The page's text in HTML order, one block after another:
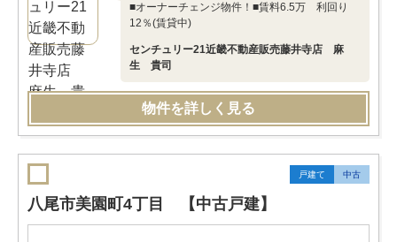
■オーナーチェンジ物件！■賃料6.5万 利回り
12％(賃貸中)
センチュリー21近畿不動産販売藤井寺店 麻
生 貴司
物件を詳しく見る
戸建て 中古
八尾市美園町4丁目 【中古戸建】